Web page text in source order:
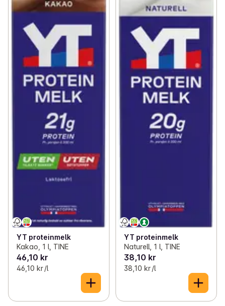
YT proteinmelk
Kakao, 1 l, TINE
46,10 kr
46,10 kr /l
YT proteinmelk
Naturell, 1 l, TINE
38,10 kr
38,10 kr /l